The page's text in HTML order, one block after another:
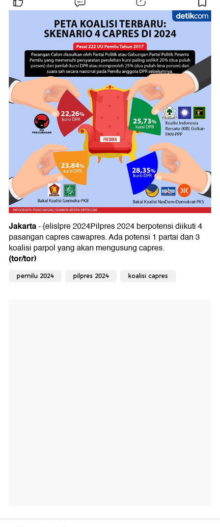
Jakarta- {elislpre 2024Pilpres 2024 berpotensi diikuti 4
pasangan capres cawapres. Ada potensi 1 partai dan 3
koalisi parpol yang akan mengusung capres.
(tor/tor)
pemilu 2024 pilpres 2024 koalisi capres